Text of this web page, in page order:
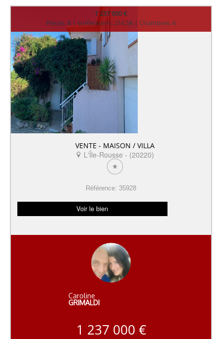
1 237 000 €
Pièces: 8 | surface(m²): 216.58 | Chambres: 6
VENTE - MAISON / VILLA
L'Île-Rousse - (20220)
Référence: 35928
Voir le bien
Caroline
GRIMALDI
1 237 000 €